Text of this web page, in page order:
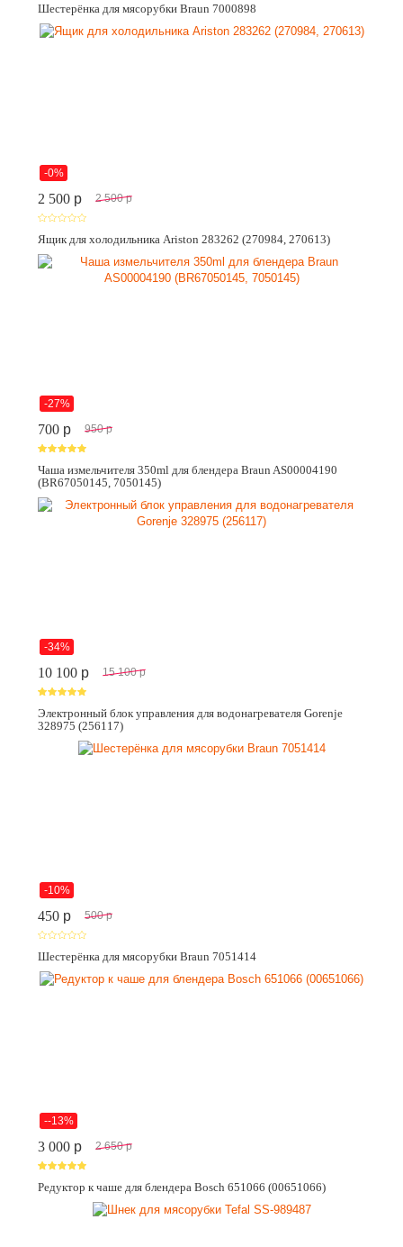
Шестерёнка для мясорубки Braun 7000898
-0%
2 500 p 2 500 p
Ящик для холодильника Ariston 283262 (270984, 270613)
-27%
700 p 950 p
Чаша измельчителя 350ml для блендера Braun AS00004190
(BR67050145, 7050145)
-34%
10 100 p 15 100 p
Электронный блок управления для водонагревателя Gorenje
328975 (256117)
-10%
450 p 500 p
Шестерёнка для мясорубки Braun 7051414
--13%
3 000 p 2 650 p
Редуктор к чаше для блендера Bosch 651066 (00651066)